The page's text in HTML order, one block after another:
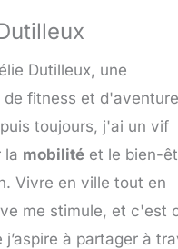
Dutilleux, une
de fitness et d'aventure
toujours, j'ai un vif
la mobilité et le bien-
Vivre en ville tout en
me stimule, et c'est
j’aspire à partager à